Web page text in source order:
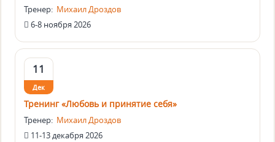
Тренер: Михаил Дроздов
6-8 ноября 2026
11
Дек
Тренинг «Любовь и принятие себя»
Тренер: Михаил Дроздов
11-13 декабря 2026